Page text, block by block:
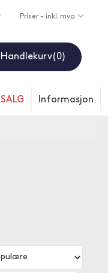
Priser - inkl. mva
Handlekurv 0
SALG Informasjon